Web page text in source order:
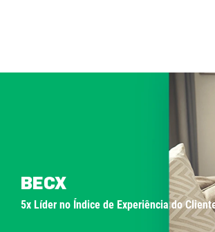
BECX
5x Líder no Índice de Experiência do